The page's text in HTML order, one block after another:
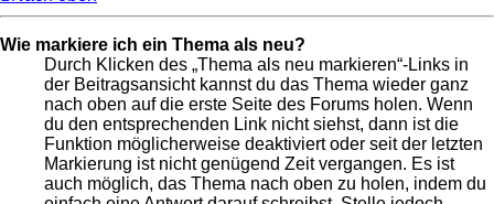
Wie markiere ich ein Thema als neu?
Durch Klicken des „Thema als neu markieren“-Links in
der Beitragsansicht kannst du das Thema wieder ganz
nach oben auf die erste Seite des Forums holen. Wenn
du den entsprechenden Link nicht siehst, dann ist die
Funktion möglicherweise deaktiviert oder seit der letzten
Markierung ist nicht genügend Zeit vergangen. Es ist
auch möglich, das Thema nach oben zu holen, indem du